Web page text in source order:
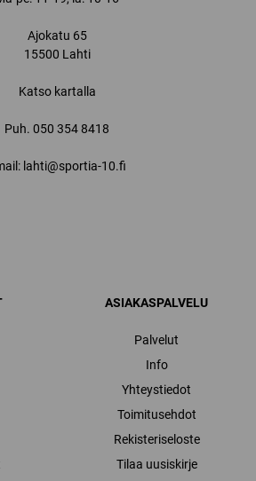
Ajokatu 65
15500 Lahti
Katso kartalla
Puh. 050 354 8418
lahti@sportia-10.fi
ASIAKASPALVELU
Palvelut
Info
Yhteystiedot
Toimitusehdot
Rekisteriseloste
Tilaa uusiskirje